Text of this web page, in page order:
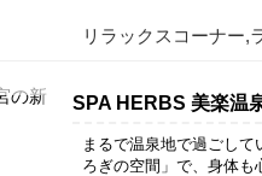
リラックスコーナー,
SPA HERBS 美楽温
まるで温泉地で過ごして
ろぎの空間」で、身体も